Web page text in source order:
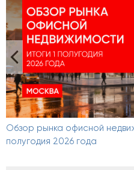
Обзор рынка офисной
полугодия 2026 года